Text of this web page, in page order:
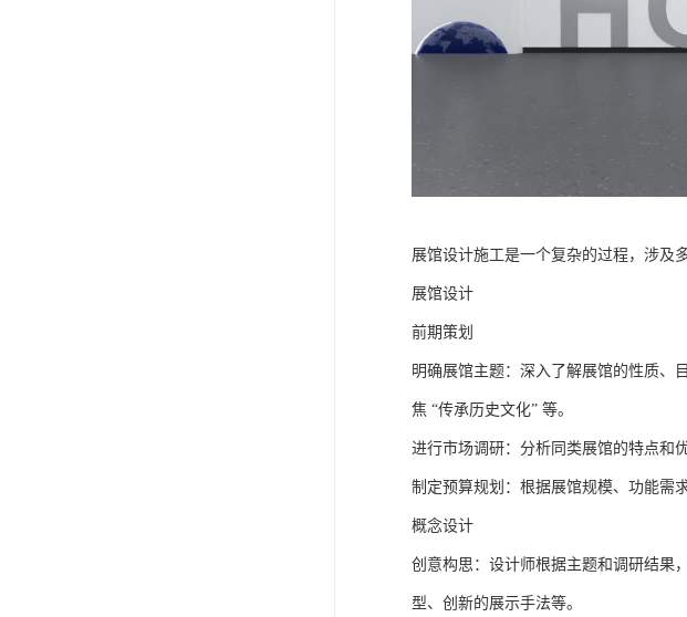
展馆设计施工是一个复杂的过程，涉及
展馆设计
前期策划
明确展馆主题：深入了解展馆的性质、
焦 “传承历史文化” 等。
进行市场调研：分析同类展馆的特点和
制定预算规划：根据展馆规模、功能需
概念设计
创意构思：设计师根据主题和调研结果
型、创新的展示手法等。